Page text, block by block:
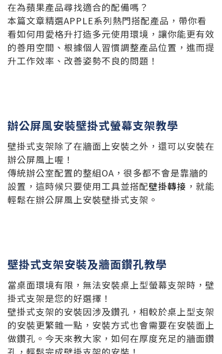
在為蘋果產品尋找適合的配備嗎？
本篇文章精選APPLE系列熱門搭配產品，帶你看
看如何用愛格升打造多元使用環境，讓你能更有效
的善用空間、根據個人習慣調整產品位置，進而提
升工作效率、改善姿勢不良的問題！
辦公屏風安裝壁掛式螢幕支架教學
壁掛式支架除了在牆面上安裝之外，還可以安裝在
辦公屏風上喔！
傳統辦公室配置的整組OA，很多都不會是靠牆的
設置，這時候只要使用工具並搭配壁掛轉接 ，就能
輕鬆在辦公屏風上安裝壁掛式支架。
壁掛式支架安裝及牆面鑽孔教學
當桌面環境有限，無法安裝桌上型螢幕支架時，壁
掛式支架是您的好選擇！
壁掛式支架的安裝因涉及鑽孔，相較於桌上型支架
的安裝更繁雜一點，安裝方式也會需要在安裝面上
做鑽孔。今天來教大家，如何在厚度充足的牆面鑽